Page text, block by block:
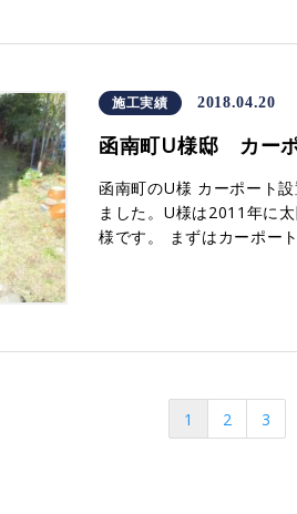
施工実績 2018.04.20
函南町U様邸 カー
函南町のU様 カーポート
ました。U様は2011年に
様です。 まずはカーポー
1 2 3